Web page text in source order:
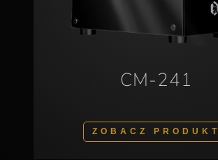
CM-241
ZOBACZ PRODUKT